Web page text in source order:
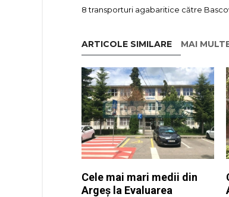
8 transporturi agabaritice către
ARTICOLE SIMILARE MAI
Cele mai mari medii din
Argeș la Evaluarea